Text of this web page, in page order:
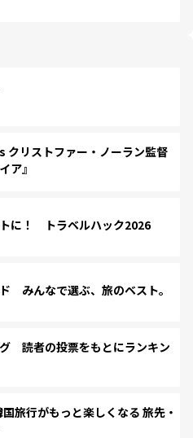
リストファー・ノーラン監督
ア』
に！ トラベルハック2026
みんなで選ぶ、旅のベスト。
読者の投票をもとにランキン
旅行がもっと楽しくなる 旅先・